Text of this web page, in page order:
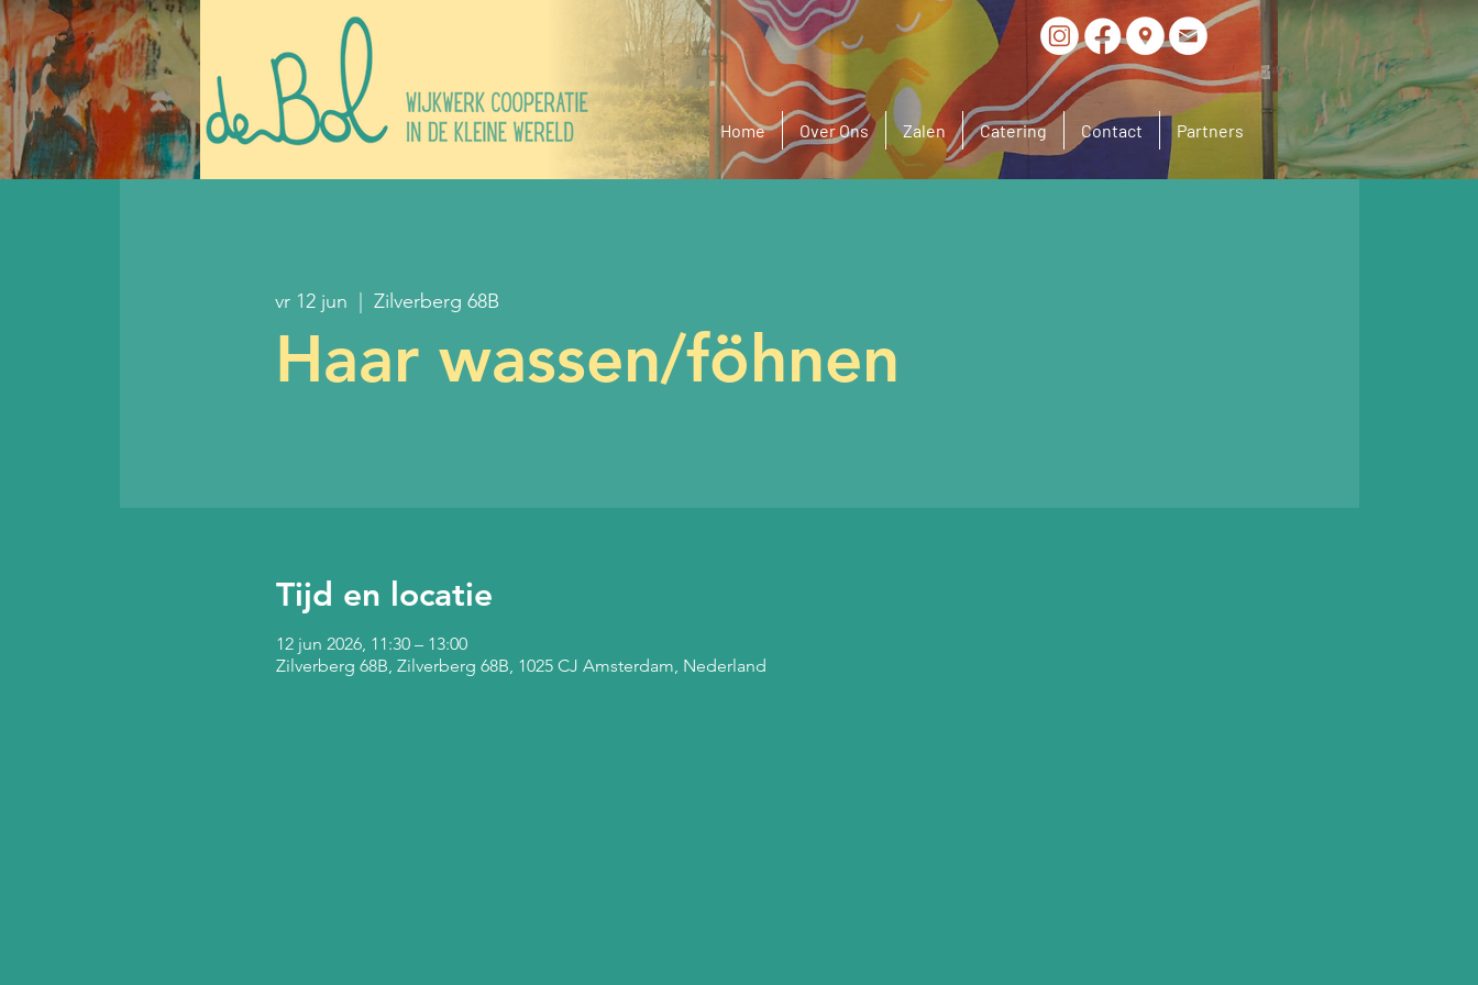
Home Over Ons Zalen Catering Contact Partners
vr 12 jun Zilverberg 68B
Haar wassen/föhnen
Tijd en locatie
12 jun 2026, 11:30 – 13:00
Zilverberg 68B, Zilverberg 68B, 1025 CJ Amsterdam, Nederland